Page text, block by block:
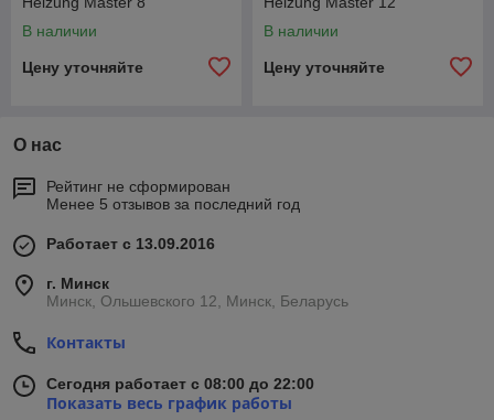
В наличии
Цену уточняйте
В наличии
Цену уточняйте
О нас
Рейтинг не сформирован
Менее 5 отзывов за последний год
Работает с 13.09.2016
г. Минск
Минск, Ольшевского 12, Минск, Беларусь
Контакты
Сегодня работает с 08:00 до 22:00
Показать весь график работы